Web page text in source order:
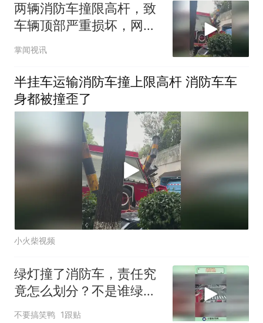
两辆消防车撞限高杆，致
车辆顶部严重损坏，网传
“百万新车”，当地消防回
掌闻视讯
半挂车运输消防车撞上限高杆 消防车车
身都被撞歪了
小火柴视频
绿灯撞了消防车，责任究
竟怎么划分？不是谁绿灯
谁有理
不要搞笑鸭 1跟贴